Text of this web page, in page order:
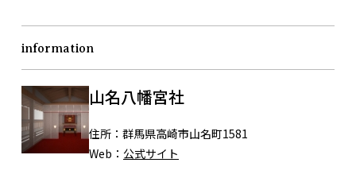
information
山名八幡宮社
住所： 群馬県高崎市山名町1581
Web： 公式サイト